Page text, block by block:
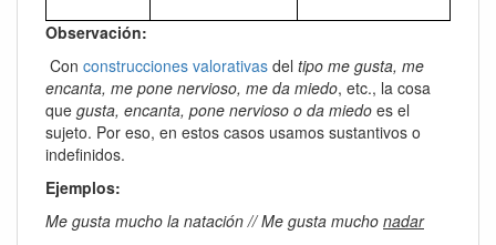
Observación:
Con construcciones valorativas del tipo me gusta, me
encanta, me pone nervioso, me da miedo, etc., la cosa
que gusta, encanta, pone nervioso o da miedo es el
sujeto. Por eso, en estos casos usamos sustantivos o
indefinidos.
Ejemplos:
Me gusta mucho la natación // Me gusta mucho nadar